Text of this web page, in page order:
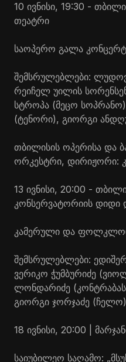
10 ივნისი, 19:30 -
თეატრი
საოპერო გალა
შემსრულებლები:
რეიჩელ უილის
სტროპა (მეცო
(ტენორი), გიორგი
თბილისის ოპერისა და
ორკესტრი, დირიჟორი:
13 ივნისი, 20:00 -
კონსერვატორიის დიდი
კამერული და
შემსრულებლები:
ვერიკო ჭუმბურიძე
ლონდარიძე
გიორგი ჯორჯაძე (ჩელო),
18 ივნისი, 20:00 |
საიუბილეო საღამო: